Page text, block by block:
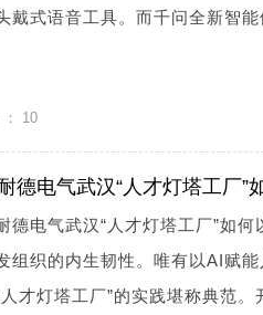
戴式语音工具。而千问全新智
10
德电气武汉“人才灯塔工厂”
德电气武汉“人才灯塔工厂”如
组织的内生韧性。唯有以AI赋
人才灯塔工厂”的实践堪称典范